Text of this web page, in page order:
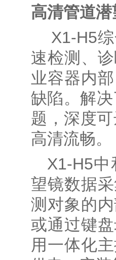
高清管道
X1-H5
速检测、
业容器内
缺陷。解
题，深度
高清流畅。
X1-H5
望镜数据
测对象的
或通过键
用一体化